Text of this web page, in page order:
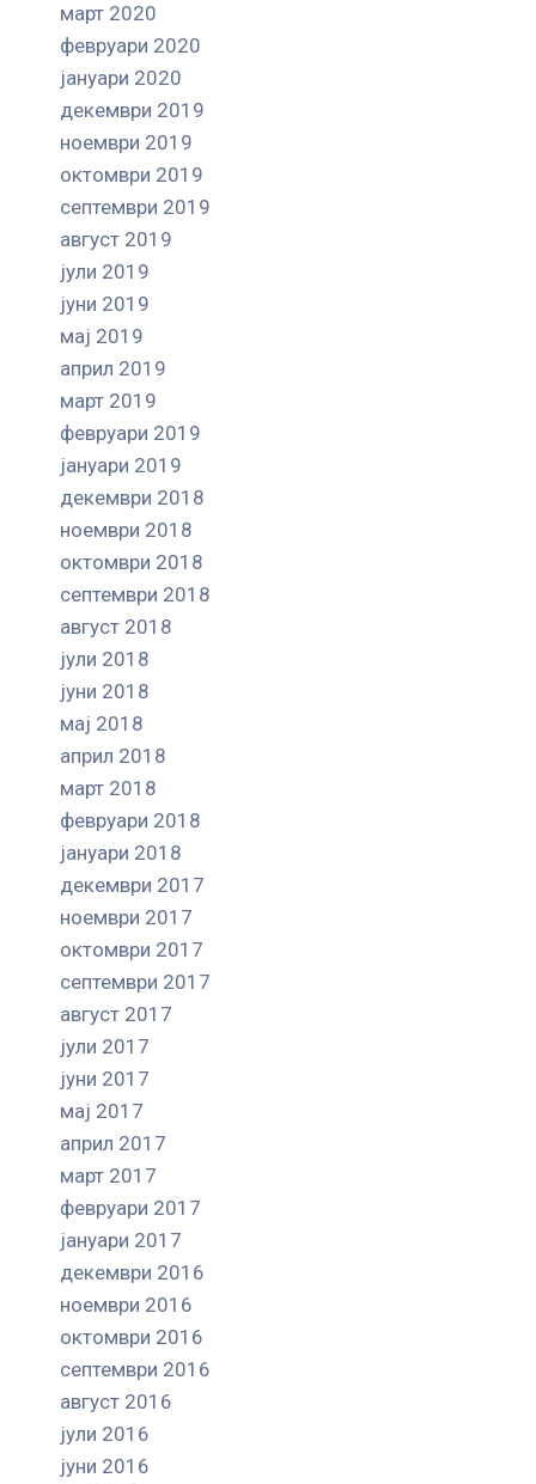
март 2020
февруари 2020
јануари 2020
декември 2019
ноември 2019
октомври 2019
септември 2019
август 2019
јули 2019
јуни 2019
мај 2019
април 2019
март 2019
февруари 2019
јануари 2019
декември 2018
ноември 2018
октомври 2018
септември 2018
август 2018
јули 2018
јуни 2018
мај 2018
април 2018
март 2018
февруари 2018
јануари 2018
декември 2017
ноември 2017
октомври 2017
септември 2017
август 2017
јули 2017
јуни 2017
мај 2017
април 2017
март 2017
февруари 2017
јануари 2017
декември 2016
ноември 2016
октомври 2016
септември 2016
август 2016
јули 2016
јуни 2016